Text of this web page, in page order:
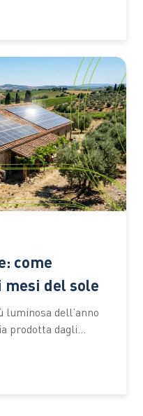
e a garantire
perché l’Italia
come
del sole
luminosa dell’anno
prodotta dagli
ideale per
verificare il
e valutare